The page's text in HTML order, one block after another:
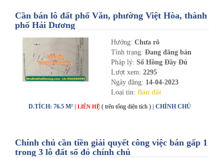
Cần bán lô đất phố Văn, phường Việt Hòa, thành
phố Hải Dương
Hướng: Chưa rõ
Tình trạng: Đang đăng bán
Pháp lý: Sổ Hồng Đầy Đủ
Lượt xem: 2295
Ngày đăng: 14-04-2023
Loại tin: Bán đất
D.TÍCH: 76.5 M² | LIÊN HỆ ( trên tổng diện tích ) | CHÍNH CHỦ
Chính chủ cần tiền giải quyết công việc bán gấp 1
trong 3 lô đất sổ đỏ chính chủ